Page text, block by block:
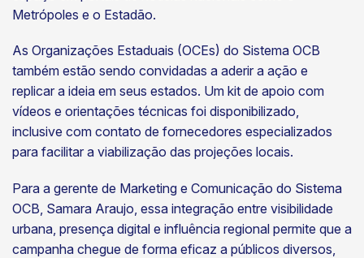
Metrópoles e o Estadão.
As Organizações Estaduais (OCEs) do Sistema OCB
também estão sendo convidadas a aderir a ação e
replicar a ideia em seus estados. Um kit de apoio com
vídeos e orientações técnicas foi disponibilizado,
inclusive com contato de fornecedores especializados
para facilitar a viabilização das projeções locais.
Para a gerente de Marketing e Comunicação do Sistema
OCB, Samara Araujo, essa integração entre visibilidade
urbana, presença digital e influência regional permite que a
campanha chegue de forma eficaz a públicos diversos,